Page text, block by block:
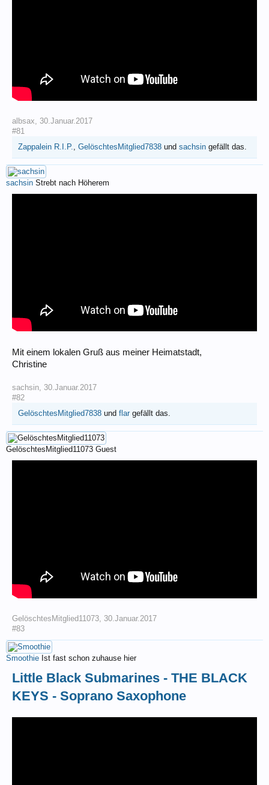
albsax
30.Januar.2017
#81
Zappalein R.I.P.
GelöschtesMitglied7838 und sachsin gefällt das.
sachsin Strebt nach Höherem
Mit einem lokalen Gruß aus meiner Heimatstadt,
Christine
sachsin, 30.Januar.2017
#82
GelöschtesMitglied7838 und flar gefällt das.
GelöschtesMitglied11073 Guest
GelöschtesMitglied11073 30.Januar.2017
#83
Smoothie Ist fast schon zuhause hier
Little Black Submarines - THE BLACK
KEYS - Soprano Saxophone